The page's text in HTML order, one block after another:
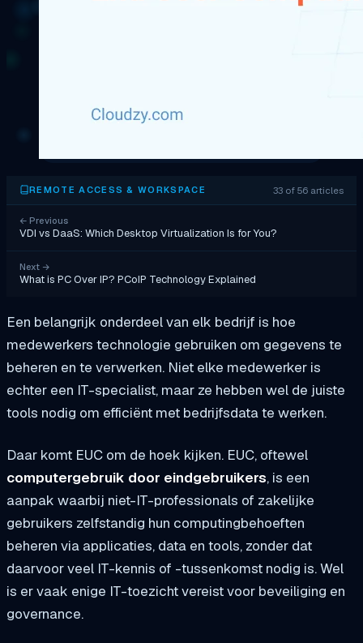
REMOTE ACCESS & WORKSPACE 33 of 56 articles
← Previous
VDI vs DaaS: Which Desktop Virtualization Is for You?
Next →
What is PC Over IP? PCoIP Technology Explained
Een belangrijk onderdeel van elk bedrijf is hoe
medewerkers technologie gebruiken om gegevens te
beheren en te verwerken. Niet elke medewerker is
echter een IT-specialist, maar ze hebben wel de juiste
tools nodig om efficiënt met bedrijfsdata te werken.
Daar komt EUC om de hoek kijken. EUC, oftewel
computergebruik door eindgebruikers, is een
aanpak waarbij niet-IT-professionals of zakelijke
gebruikers zelfstandig hun computingbehoeften
beheren via applicaties, data en tools, zonder dat
daarvoor veel IT-kennis of -tussenkomst nodig is. Wel
is er vaak enige IT-toezicht vereist voor beveiliging en
governance.